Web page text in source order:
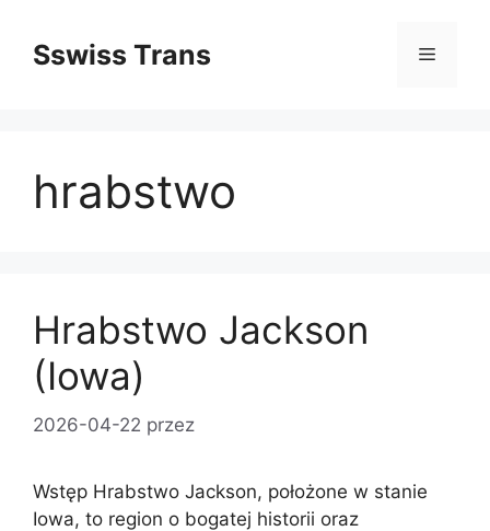
treściSswiss Trans Menu
hrabstwo
Hrabstwo Jackson
(Iowa)
2026-04-22 przez
Wstęp Hrabstwo Jackson, położone w stanie
Iowa, to region o bogatej historii oraz